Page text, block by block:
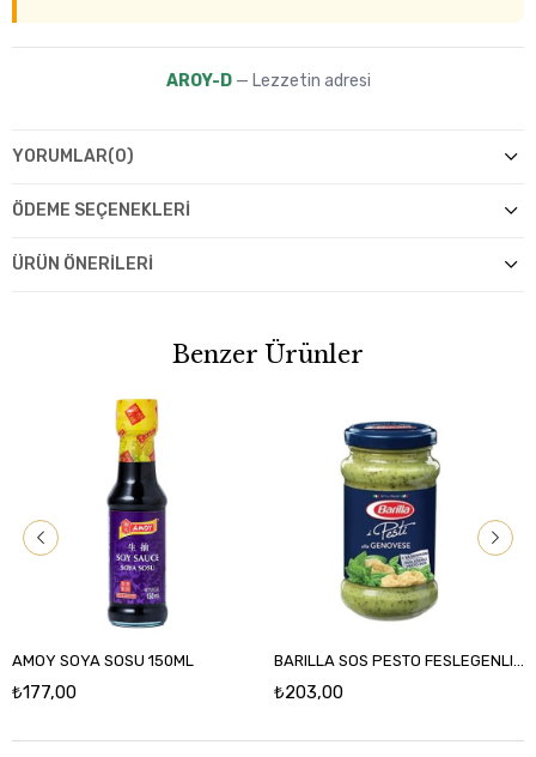
AROY-D— Lezzetin adresi
YORUMLAR(0)
ÖDEME SEÇENEKLERI
ÜRÜN ÖNERILERI
Benzer Ürünler
AMOY SOYA SOSU 150ML
₺177,00
BARILLA SOS PESTO FESLEGENLI 190GR
₺203,00